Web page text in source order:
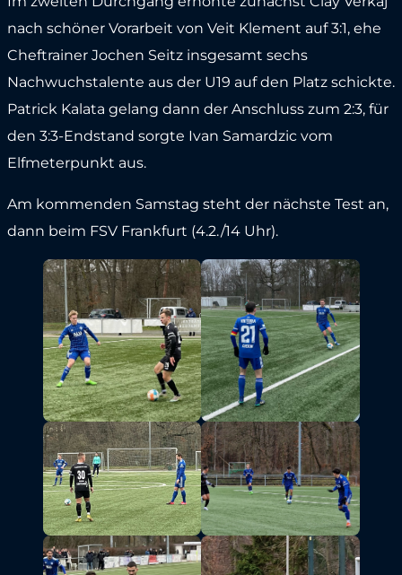
nach schöner Vorarbeit von Veit Klement auf 3:1, ehe
Cheftrainer Jochen Seitz insgesamt sechs
Nachwuchstalente aus der U19 auf den Platz schickte.
Patrick Kalata gelang dann der Anschluss zum 2:3, für
den 3:3-Endstand sorgte Ivan Samardzic vom
Elfmeterpunkt aus.
Am kommenden Samstag steht der nächste Test an,
dann beim FSV Frankfurt (4.2./14 Uhr).